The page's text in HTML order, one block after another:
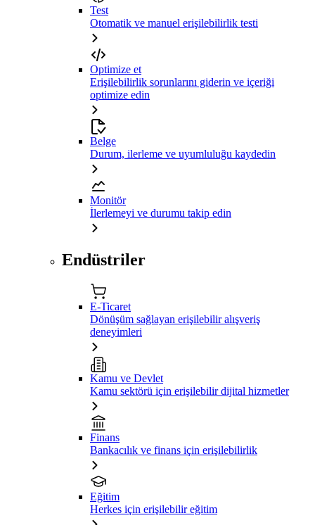
Test
Otomatik ve manuel erişilebilirlik testi
Optimize et
Erişilebilirlik sorunlarını giderin ve içeriği
optimize edin
Belge
Durum, ilerleme ve uyumluluğu kaydedin
Monitör
İlerlemeyi ve durumu takip edin
Endüstriler
E-Ticaret
Dönüşüm sağlayan erişilebilir alışveriş
deneyimleri
Kamu ve Devlet
Kamu sektörü için erişilebilir dijital hizmetler
Finans
Bankacılık ve finans için erişilebilirlik
Eğitim
Herkes için erişilebilir eğitim